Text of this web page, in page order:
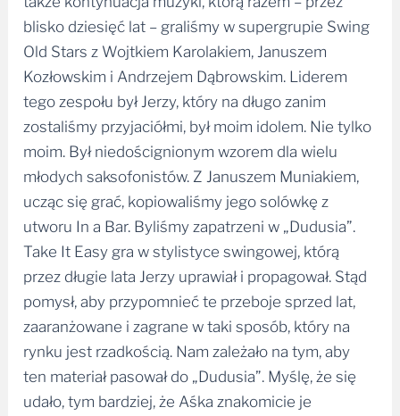
blisko dziesięć lat – graliśmy w supergrupie Swing
Old Stars z Wojtkiem Karolakiem, Januszem
Kozłowskim i Andrzejem Dąbrowskim. Liderem
tego zespołu był Jerzy, który na długo zanim
zostaliśmy przyjaciółmi, był moim idolem. Nie tylko
moim. Był niedoścignionym wzorem dla wielu
młodych saksofonistów. Z Januszem Muniakiem,
ucząc się grać, kopiowaliśmy jego solówkę z
utworu In a Bar. Byliśmy zapatrzeni w „Dudusia”.
Take It Easy gra w stylistyce swingowej, którą
przez długie lata Jerzy uprawiał i propagował. Stąd
pomysł, aby przypomnieć te przeboje sprzed lat,
zaaranżowane i zagrane w taki sposób, który na
rynku jest rzadkością. Nam zależało na tym, aby
ten materiał pasował do „Dudusia”. Myślę, że się
udało, tym bardziej, że Aśka znakomicie je